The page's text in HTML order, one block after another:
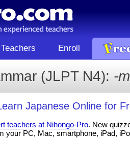
Teachers Enroll
(JLPT N4): -
Japanese Online for
teachers at Nihongo-Pro. New
your PC, Mac, smartphone, iPad,